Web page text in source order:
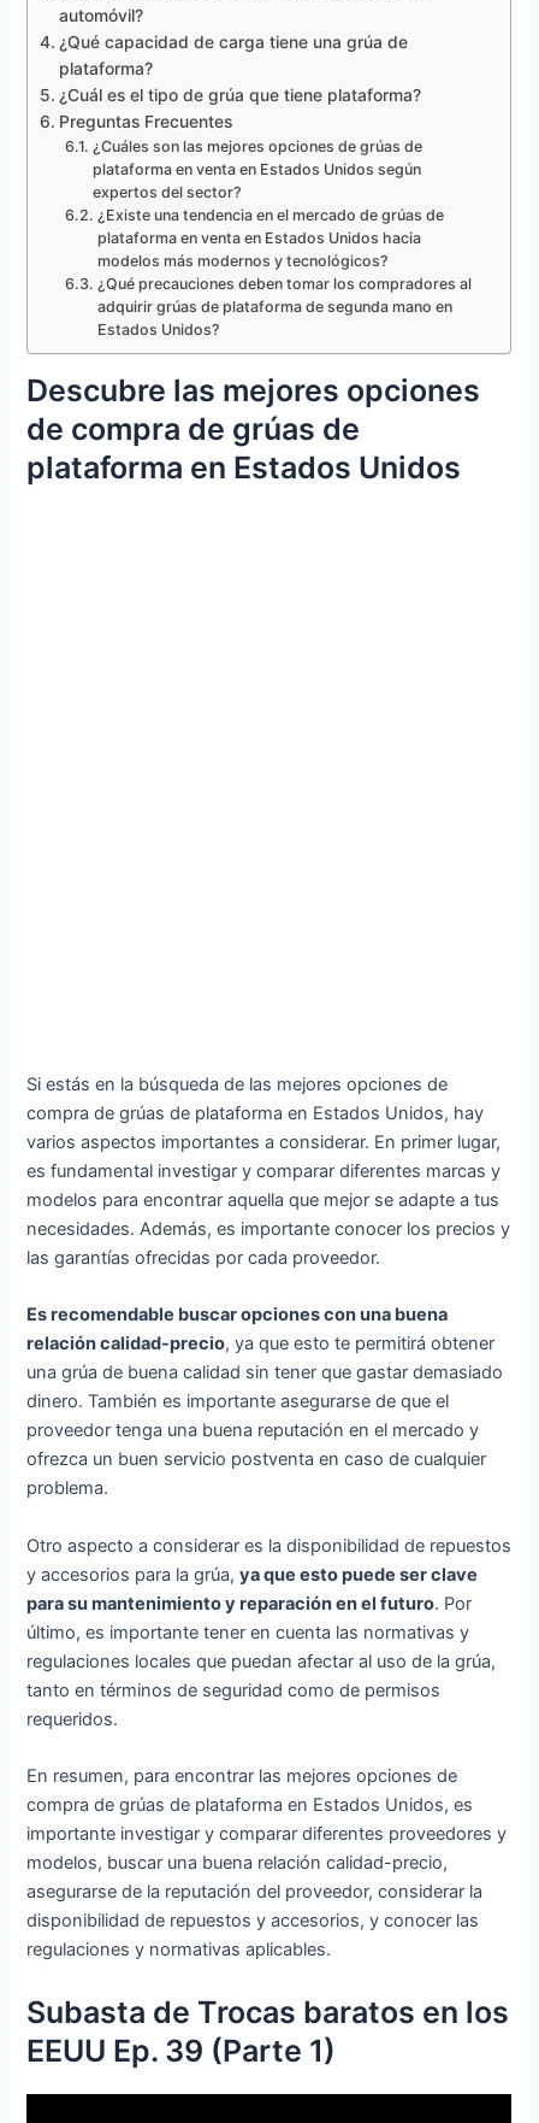
automóvil?
¿Qué capacidad de carga tiene una grúa de
plataforma?
¿Cuál es el tipo de grúa que tiene plataforma?
Preguntas Frecuentes
¿Cuáles son las mejores opciones de grúas de
plataforma en venta en Estados Unidos según
expertos del sector?
¿Existe una tendencia en el mercado de grúas de
plataforma en venta en Estados Unidos hacia
modelos más modernos y tecnológicos?
¿Qué precauciones deben tomar los compradores al
adquirir grúas de plataforma de segunda mano en
Estados Unidos?
Descubre las mejores opciones
de compra de grúas de
plataforma en Estados Unidos
Si estás en la búsqueda de las mejores opciones de
compra de grúas de plataforma en Estados Unidos, hay
varios aspectos importantes a considerar. En primer lugar,
es fundamental investigar y comparar diferentes marcas y
modelos para encontrar aquella que mejor se adapte a tus
necesidades. Además, es importante conocer los precios y
las garantías ofrecidas por cada proveedor.
Es recomendable buscar opciones con una buena
relación calidad-precio, ya que esto te permitirá obtener
una grúa de buena calidad sin tener que gastar demasiado
dinero. También es importante asegurarse de que el
proveedor tenga una buena reputación en el mercado y
ofrezca un buen servicio postventa en caso de cualquier
problema.
Otro aspecto a considerar es la disponibilidad de repuestos
y accesorios para la grúa,ya que esto puede ser clave
para su mantenimiento y reparación en el futuro. Por
último, es importante tener en cuenta las normativas y
regulaciones locales que puedan afectar al uso de la grúa,
tanto en términos de seguridad como de permisos
requeridos.
En resumen, para encontrar las mejores opciones de
compra de grúas de plataforma en Estados Unidos, es
importante investigar y comparar diferentes proveedores y
modelos, buscar una buena relación calidad-precio,
asegurarse de la reputación del proveedor, considerar la
disponibilidad de repuestos y accesorios, y conocer las
regulaciones y normativas aplicables.
Subasta de Trocas baratos en los
EEUU Ep. 39 (Parte 1)